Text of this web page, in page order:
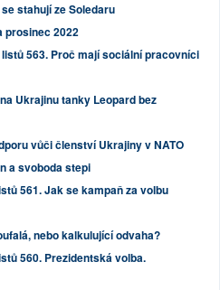
stahují ze Soledaru
prosinec 2022
563. Proč mají sociální pracovníci
Ukrajinu tanky Leopard bez
vůči členství Ukrajiny v NATO
a svoboda stepi
561. Jak se kampaň za volbu
nebo kalkulující odvaha?
560. Prezidentská volba.